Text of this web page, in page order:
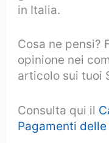
in Italia.
Cosa ne pensi?
opinione nei
articolo sui tuoi
Consulta qui il
Pagamenti